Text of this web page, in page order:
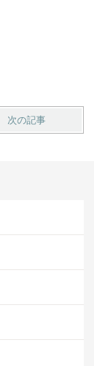
次の記事